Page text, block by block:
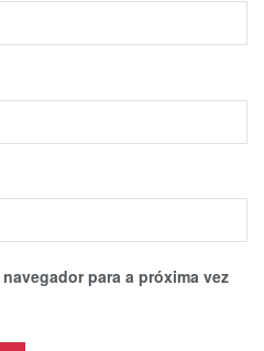
para a próxima vez